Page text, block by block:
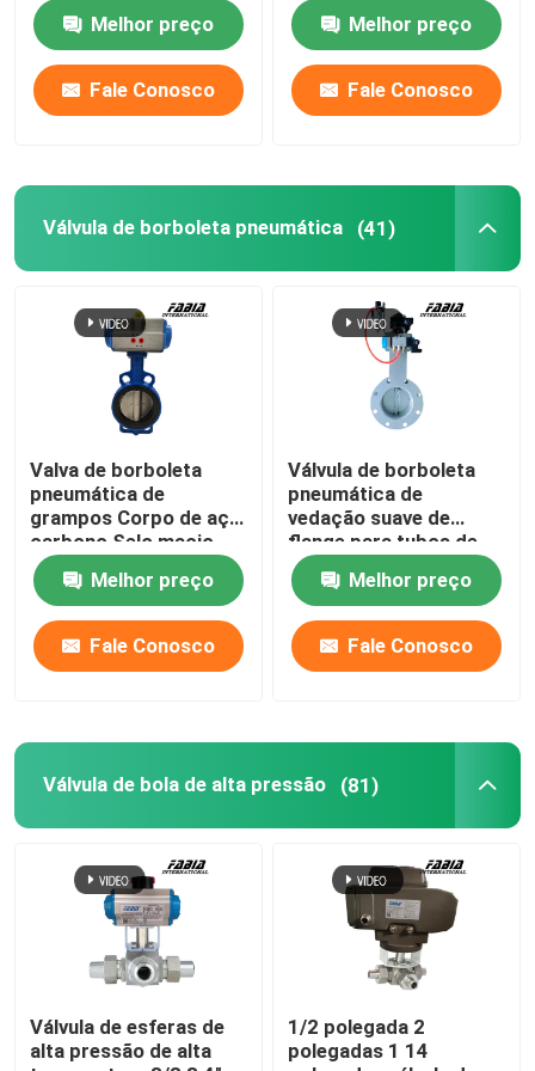
Sobre nós
Controle de qualidade
Solicite um orçamento
Válvula de borboleta pneumática
Válvula de bola de alta pressão
Válvula de borboleta marinha
Válvula de borboleta da ventilação
Válvula mais úmida
Válvula de esfera FB
Válvula de esfera de alta temperatura
Válvula de borboleta industrial
Melhor preço
Fale Conosco
ação
Melhor preço
Fale Conosco
Válvula de borboleta pneumática (41)
Valva de borboleta
pneumática de
grampos Corpo de aço
carbono Selo macio
Valva de borboleta
Melhor preço
Fale Conosco
Válvula de borboleta
pneumática de
vedação suave de
flange para tubos de
abastecimento de água
e drenagemMelhor preço
Fale Conosco
Válvula de bola de alta pressão (81)
Válvula de esferas de
alta pressão de alta
1/2 polegada 2
polegadas 1 14